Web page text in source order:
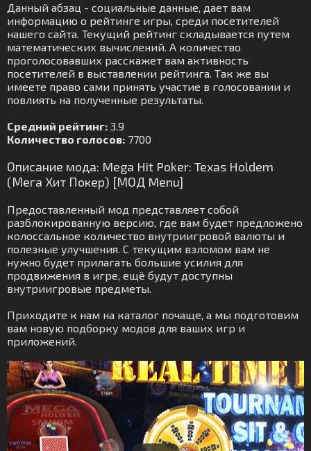
Данный абзац - социальные данные, дает вам
информацию о рейтинге игры, среди посетителей
нашего сайта. Текущий рейтинг складывается путем
математических вычислений. А количество
проголосовавших расскажет вам активность
посетителей в выставлении рейтинга. Так же вы
имеете право сами принять участие в голосовании и
повлиять на полученные результаты.
Средний рейтинг: 3.9
Количество голосов: 7700
Описание мода: Mega Hit Poker: Texas Holdem
(Мега Хит Покер) [МОД Menu]
Предоставленный мод представляет собой
разблокированную версию, где вам будет предложено
колоссальное количество внутриигровой валюты и
полезные улучшения. С текущим взломом вам не
нужно будет прилагать большие усилия для
продвижения в игре, ещё будут доступны
внутриигровые предметы.
Приходите к нам на каталог почаще, а мы подготовим
вам новую подборку модов для ваших игр и
приложений.